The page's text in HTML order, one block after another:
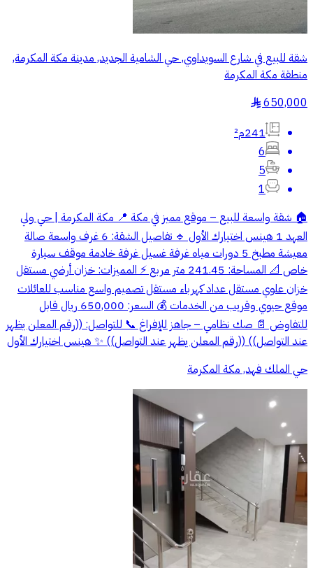
شقة للبيع في شارع السويداوي, حي الشامية الجديد, مدينة مكة المكرمة,
منطقة مكة المكرمة
650,000
§
241م²
6
5
1
🏠 شقة واسعة للبيع – موقع مميز في مكة 📍 مكة المكرمة | حي ولي
العهد 1 هينس اختيارك الأول 🔹 تفاصيل الشقة: 6 غرف واسعة صالة
معيشة مطبخ 5 دورات مياه غرفة غسيل غرفة خادمة موقف سيارة
خاص 📐 المساحة: 241.45 متر مربع ⚡ المميزات: خزان أرضي مستقل
خزان علوي مستقل عداد كهرباء مستقل تصميم واسع مناسب للعائلات
موقع حيوي وقريب من الخدمات 💰 السعر: 650,000 ريال قابل
للتفاوض 📄 صك نظامي – جاهز للإفراغ 📞 للتواصل: ((رقم المعلن يظهر
عند التواصل)) ((رقم المعلن يظهر عند التواصل)) ✨ هينس اختيارك الأول
حي الملك فهد, مكة المكرمة